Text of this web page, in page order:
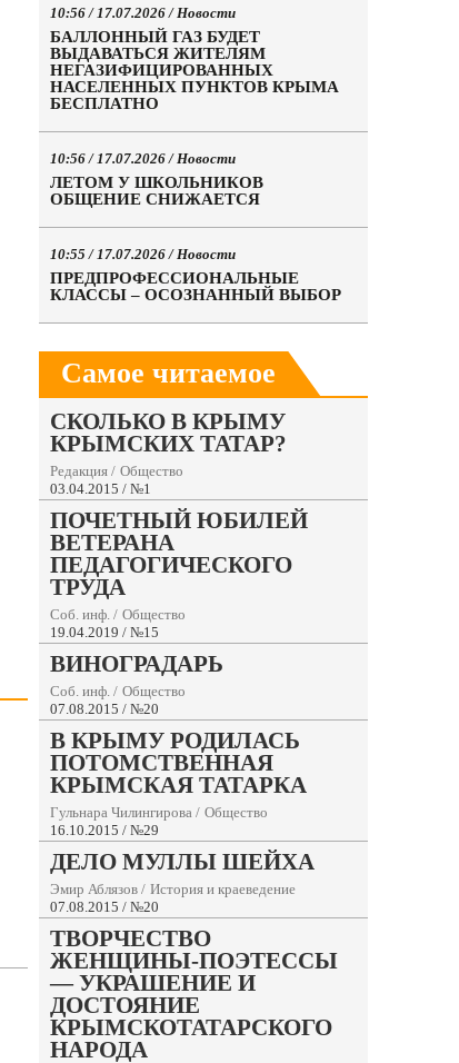
10:56 / 17.07.2026 /Новости
БАЛЛОННЫЙ ГАЗ БУДЕТ
ВЫДАВАТЬСЯ ЖИТЕЛЯМ
НЕГАЗИФИЦИРОВАННЫХ
НАСЕЛЕННЫХ ПУНКТОВ КРЫМА
БЕСПЛАТНО
10:56 / 17.07.2026 /Новости
ЛЕТОМ У ШКОЛЬНИКОВ
ОБЩЕНИЕ СНИЖАЕТСЯ
10:55 / 17.07.2026 /Новости
ПРЕДПРОФЕССИОНАЛЬНЫЕ
КЛАССЫ – ОСОЗНАННЫЙ ВЫБОР
Самое читаемое
СКОЛЬКО В КРЫМУ
КРЫМСКИХ ТАТАР?
Редакция / Общество
03.04.2015 / №1
ПОЧЕТНЫЙ ЮБИЛЕЙ
ВЕТЕРАНА
ПЕДАГОГИЧЕСКОГО
ТРУДА
Соб. инф. / Общество
19.04.2019 / №15
ВИНОГРАДАРЬ
Соб. инф. / Общество
07.08.2015 / №20
В КРЫМУ РОДИЛАСЬ
ПОТОМСТВЕННАЯ
КРЫМСКАЯ ТАТАРКА
Гульнара Чилингирова / Общество
16.10.2015 / №29
ДЕЛО МУЛЛЫ ШЕЙХА
Эмир Аблязов / История и краеведение
07.08.2015 / №20
ТВОРЧЕСТВО
ЖЕНЩИНЫ-ПОЭТЕССЫ
— УКРАШЕНИЕ И
ДОСТОЯНИЕ
КРЫМСКОТАТАРСКОГО
НАРОДА